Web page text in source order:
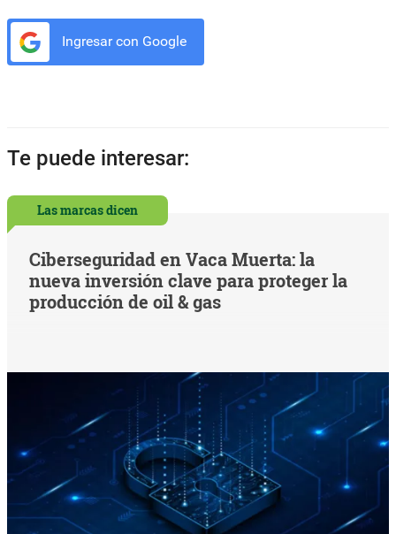
Ingresar con Google
Te puede interesar:
Las marcas dicen
Ciberseguridad en Vaca Muerta: la
nueva inversión clave para proteger la
producción de oil & gas